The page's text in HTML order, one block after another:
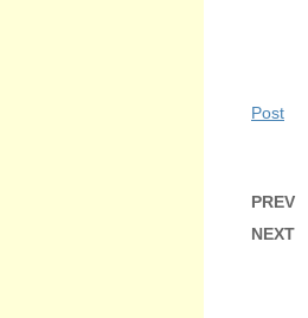
Post
PREV
NEXT